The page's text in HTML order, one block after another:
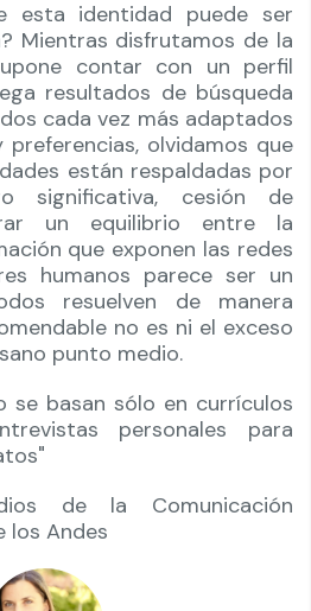
esta identidad puede ser
Mientras disfrutamos de la
contar con un perfil
resultados de búsqueda
cada vez más adaptados
olvidamos que
están respaldadas por
significativa, cesión de
un equilibrio entre la
que exponen las redes
humanos parece ser un
resuelven de manera
no es ni el exceso
punto medio.
se basan sólo en currículos
personales para
de la Comunicación
los Andes